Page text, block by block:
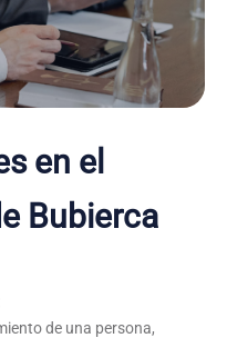
en el
Bubierca
de una persona,